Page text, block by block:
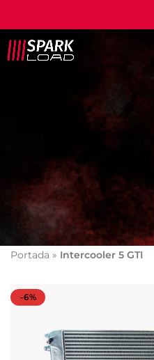
Portada » Intercooler 5 GTI
-6%